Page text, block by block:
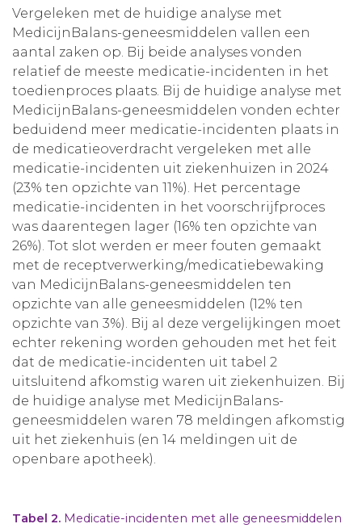
Vergeleken met de huidige analyse met
MedicijnBalans-geneesmiddelen vallen een
aantal zaken op. Bij beide analyses vonden
relatief de meeste medicatie-incidenten in het
toedienproces plaats. Bij de huidige analyse met
MedicijnBalans-geneesmiddelen vonden echter
beduidend meer medicatie-incidenten plaats in
de medicatieoverdracht vergeleken met alle
medicatie-incidenten uit ziekenhuizen in 2024
(23% ten opzichte van 11%). Het percentage
medicatie-incidenten in het voorschrijfproces
was daarentegen lager (16% ten opzichte van
26%). Tot slot werden er meer fouten gemaakt
met de receptverwerking/medicatiebewaking
van MedicijnBalans-geneesmiddelen ten
opzichte van alle geneesmiddelen (12% ten
opzichte van 3%). Bij al deze vergelijkingen moet
echter rekening worden gehouden met het feit
dat de medicatie-incidenten uit tabel 2
uitsluitend afkomstig waren uit ziekenhuizen. Bij
de huidige analyse met MedicijnBalans-
geneesmiddelen waren 78 meldingen afkomstig
uit het ziekenhuis (en 14 meldingen uit de
openbare apotheek).
Tabel 2. Medicatie-incidenten met alle geneesmiddelen